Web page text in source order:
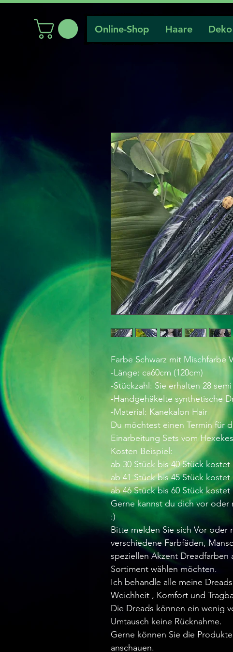
Online-Shop Haare
Farbe Schwarz mit Mischfarbe
-Länge: ca60cm (120cm)
-Stückzahl: Sie erhalten 28
-Handgehäkelte synthetische
-Material: Kanekalon Hair
Du möchtest einen Termin für
Einarbeitung Sets vom
Kosten Beispiel:
ab 30 Stück bis 40 Stück
ab 41 Stück bis 45 Stück kostet
ab 46 Stück bis 60 Stück
Gerne kannst du dich vor oder
:)
Bitte melden Sie sich Vor oder
verschiedene Farbfäden,
speziellen Akzent Dreadfarben
Sortiment wählen möchten.
Ich behandle alle meine
Weichheit , Komfort und
Die Dreads können ein wenig
Umtausch keine Rücknahme.
Gerne können Sie die
anschauen.